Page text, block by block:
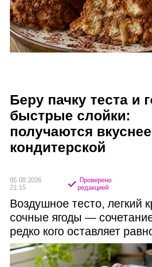
Беру пачку теста и
быстрые слойки:
получаются
кондитерской
05.08.2026
21:15
Проверено
редакцией
Воздушное тесто, легкий
сочные ягоды —
редко кого оставляет